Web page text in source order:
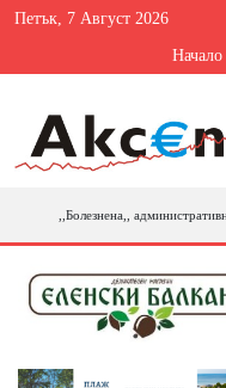
Петък, 7 Август 2026
Начало
,,Болезнена,,